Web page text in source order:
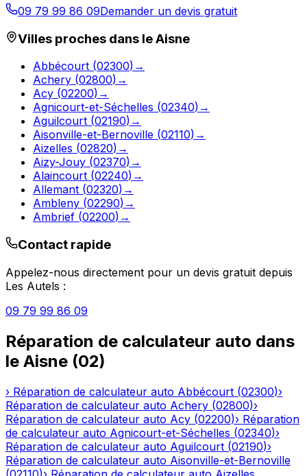
09 79 99 86 09Demander un devis gratuit
Villes proches dans leAisne
Abbécourt (02300) →
Achery (02800) →
Acy (02200) →
Agnicourt-et-Séchelles (02340) →
Aguilcourt (02190) →
Aisonville-et-Bernoville (02110) →
Aizelles (02820) →
Aizy-Jouy (02370) →
Alaincourt (02240) →
Allemant (02320) →
Ambleny (02290) →
Ambrief (02200) →
Contact rapide
Appelez-nous directement pour un devis gratuit depuis
Les Autels :
09 79 99 86 09
Réparation de calculateur auto dans
le Aisne (02)
› Réparation de calculateur auto Abbécourt (02300)›
Réparation de calculateur auto Achery (02800)›
Réparation de calculateur auto Acy (02200)› Réparation
de calculateur auto Agnicourt-et-Séchelles (02340)›
Réparation de calculateur auto Aguilcourt (02190)›
Réparation de calculateur auto Aisonville-et-Bernoville